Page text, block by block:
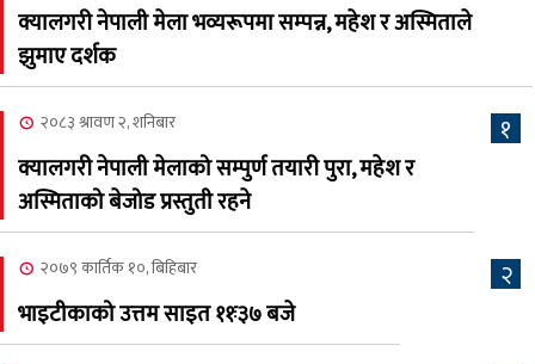
नेप्लिज सोसाइटि अफ
२०८३ श्रावण ६, बुधबार
कामना खबर पत्रिका
७ क्यालगरी नेपाली मेला
क्यालगरी नेपाली मेला भव्यरूपमा सम्पन्न, महेश र अस्मिताले
झुमाए दर्शक
१
२०८३ श्रावण २, शनिबार
क्यालगरी नेपाली मेलाको सम्पुर्ण तयारी पुरा, महेश र
अस्मिताको बेजोड प्रस्तुती रहने
२
२०७९ कार्तिक १०, बिहिबार
भाइटीकाको उत्तम साइत ११ः३७ बजे